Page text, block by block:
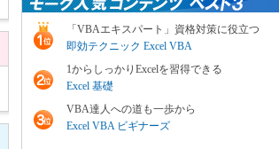
「VBAエキスパート」資格対策に役立つ
即効テクニック Excel VBA
1からしっかりExcelを習得できる
Excel 基礎
VBA達人への道も一歩から
Excel VBA ビギナーズ